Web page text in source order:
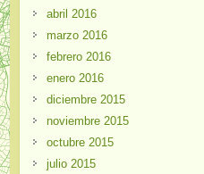
abril 2016
marzo 2016
febrero 2016
enero 2016
diciembre 2015
noviembre 2015
octubre 2015
julio 2015